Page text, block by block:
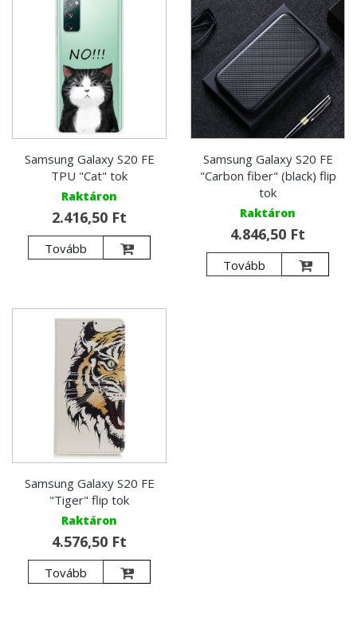
Samsung Galaxy S20 FE
TPU "Cat" tok
Raktáron
2.416,50 Ft
Tovább
Samsung Galaxy S20 FE
"Carbon fiber" (black) flip
tok
Raktáron
4.846,50 Ft
Tovább
Samsung Galaxy S20 FE
"Tiger" flip tok
Raktáron
4.576,50 Ft
Tovább